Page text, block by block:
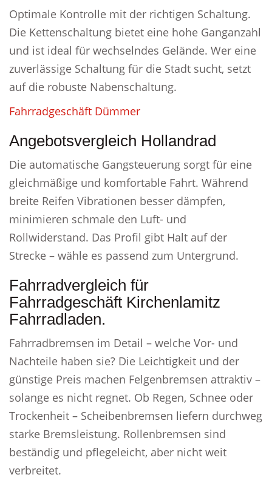
Optimale Kontrolle mit der richtigen Schaltung.
Die Kettenschaltung bietet eine hohe Ganganzahl
und ist ideal für wechselndes Gelände. Wer eine
zuverlässige Schaltung für die Stadt sucht, setzt
auf die robuste Nabenschaltung.
Fahrradgeschäft Dümmer
Angebotsvergleich Hollandrad
Die automatische Gangsteuerung sorgt für eine
gleichmäßige und komfortable Fahrt. Während
breite Reifen Vibrationen besser dämpfen,
minimieren schmale den Luft- und
Rollwiderstand. Das Profil gibt Halt auf der
Strecke – wähle es passend zum Untergrund.
Fahrradvergleich für
Fahrradgeschäft Kirchenlamitz
Fahrradladen.
Fahrradbremsen im Detail – welche Vor- und
Nachteile haben sie? Die Leichtigkeit und der
günstige Preis machen Felgenbremsen attraktiv –
solange es nicht regnet. Ob Regen, Schnee oder
Trockenheit – Scheibenbremsen liefern durchweg
starke Bremsleistung. Rollenbremsen sind
beständig und pflegeleicht, aber nicht weit
verbreitet.